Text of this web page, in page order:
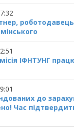
ІФНТУНГ
до
Час